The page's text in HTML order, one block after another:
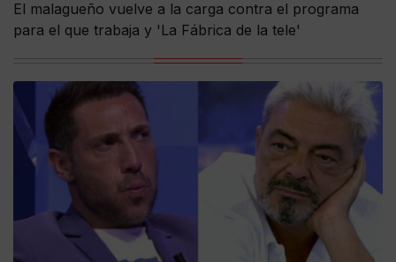
El malagueño vuelve a la carga contra el programa
para el que trabaja y 'La Fábrica de la tele'